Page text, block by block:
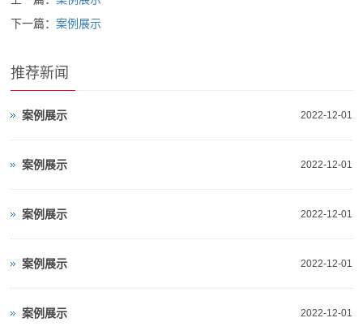
下一篇：案例展示
推荐新闻
2022-12-01
案例展示
2022-12-01
案例展示
2022-12-01
案例展示
2022-12-01
案例展示
2022-12-01
案例展示